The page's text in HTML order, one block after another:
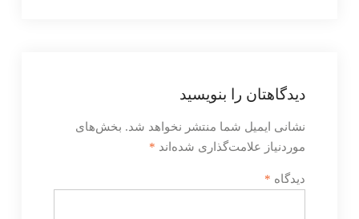
دیدگاهتان را بنویسید
نشانی ایمیل شما منتشر نخواهد شد. بخش‌های
موردنیاز علامت‌گذاری شده‌اند *
دیدگاه *